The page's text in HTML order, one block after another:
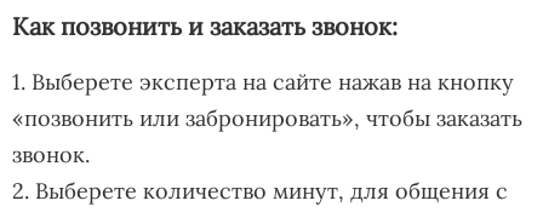
Как позвонить и заказать звонок:
1. Выберете эксперта на сайте нажав на кнопку
«позвонить или забронировать», чтобы заказать
звонок.
2. Выберете количество минут, для общения с